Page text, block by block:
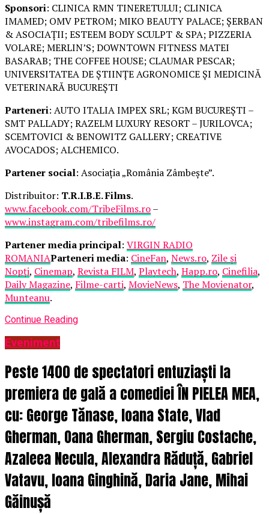
Sponsori: CLINICA RMN TINERETULUI; CLINICA
IMAMED; OMV PETROM; MIKO BEAUTY PALACE; ȘERBAN
& ASOCIAȚII; ESTEEM BODY SCULPT & SPA; PIZZERIA
VOLARE; MERLIN’S; DOWNTOWN FITNESS MATEI
BASARAB; THE COFFEE HOUSE; CLAUMAR PESCAR;
UNIVERSITATEA DE ȘTIINȚE AGRONOMICE ȘI MEDICINĂ
VETERINARĂ BUCUREȘTI
Parteneri: AUTO ITALIA IMPEX SRL; KGM BUCUREȘTI –
SMT PALLADY; RAZELM LUXURY RESORT – JURILOVCA;
SCEMTOVICI & BENOWITZ GALLERY; CREATIVE
AVOCADOS; ALCHEMICO.
Partener social: Asociația „România Zâmbește”.
Distribuitor: T.R.I.B.E. Films.
www.facebook.com/TribeFilms.ro–
www.instagram.com/tribefilms.ro/
Partener media principal: VIRGIN RADIO
ROMANIAParteneri media: CineFan, News.ro, Zile și
Nopți, Cinemap, Revista FILM, Playtech, Happ.ro, Cinefilia,
Daily Magazine, Filme-carti, MovieNews, The Movienator,
Munteanu.
Continue Reading
Eveniment
Peste 1400 de spectatori entuziaști la
premiera de gală a comediei ÎN PIELEA MEA,
cu: George Tănase, Ioana State, Vlad
Gherman, Oana Gherman, Sergiu Costache,
Azaleea Necula, Alexandra Răduță, Gabriel
Vatavu, Ioana Ginghină, Daria Jane, Mihai
Găinușă